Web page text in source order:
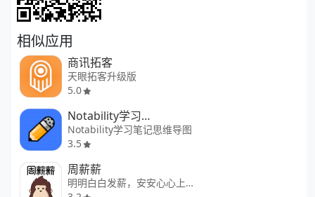
相似应用
商讯拓客
天眼拓客升级版
5.0
Notability学习笔记
Notability学习笔记思维导图
3.5
周薪薪
明明白白发薪，安安心心上班